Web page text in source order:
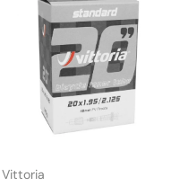
Vittoria